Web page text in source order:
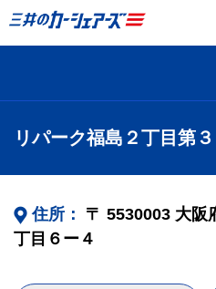
リパーク福島２丁目第３
住所： 〒 5530003 大阪
丁目６ー４